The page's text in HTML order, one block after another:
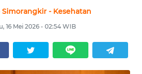
- Kesehatan
16 Mei 2026 - 02:54 WIB